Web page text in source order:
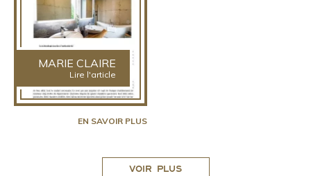
MARIE CLAIRE
Lire l'article
EN SAVOIR PLUS
VOIR PLUS